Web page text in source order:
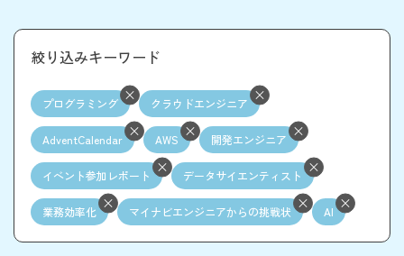
絞り込みキーワード
プログラミング クラウドエンジニア
AdventCalendar AWS 開発エンジニア
イベント参加レポート データサイエンティスト
業務効率化 マイナビエンジニアからの挑戦状 AI